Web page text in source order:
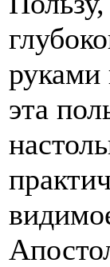
руками
эта